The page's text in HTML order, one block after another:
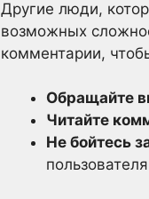
Другие люди,
возможных
комментарии,
Обращайте
Читайте
Не бойтесь